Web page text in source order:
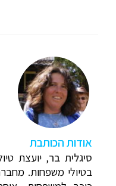
אודות הכותבת
סיגלית בר, יועצת
בטיולי משפחות.